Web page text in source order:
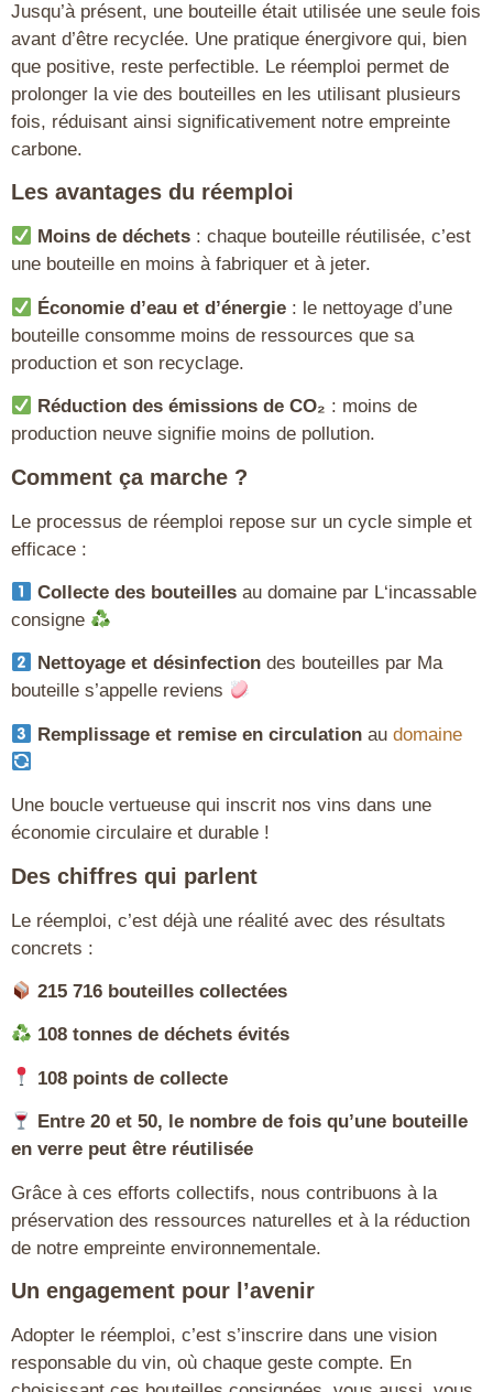
Jusqu’à présent, une bouteille était utilisée une seule fois
avant d’être recyclée. Une pratique énergivore qui, bien
que positive, reste perfectible. Le réemploi permet de
prolonger la vie des bouteilles en les utilisant plusieurs
fois, réduisant ainsi significativement notre empreinte
carbone.
Les avantages du réemploi
Moins de déchets : chaque bouteille réutilisée, c’est
une bouteille en moins à fabriquer et à jeter.
Économie d’eau et d’énergie : le nettoyage d’une
bouteille consomme moins de ressources que sa
production et son recyclage.
Réduction des émissions de CO₂ : moins de
production neuve signifie moins de pollution.
Comment ça marche ?
Le processus de réemploi repose sur un cycle simple et
efficace :
Collecte des bouteilles au domaine par L‘incassable
consigne
Nettoyage et désinfection des bouteilles par Ma
bouteille s’appelle reviens
Remplissage et remise en circulation audomaine
Une boucle vertueuse qui inscrit nos vins dans une
économie circulaire et durable !
Des chiffres qui parlent
Le réemploi, c’est déjà une réalité avec des résultats
concrets :
215 716 bouteilles collectées
108 tonnes de déchets évités
108 points de collecte
Entre 20 et 50, le nombre de fois qu’une bouteille
en verre peut être réutilisée
Grâce à ces efforts collectifs, nous contribuons à la
préservation des ressources naturelles et à la réduction
de notre empreinte environnementale.
Un engagement pour l’avenir
Adopter le réemploi, c’est s’inscrire dans une vision
responsable du vin, où chaque geste compte. En